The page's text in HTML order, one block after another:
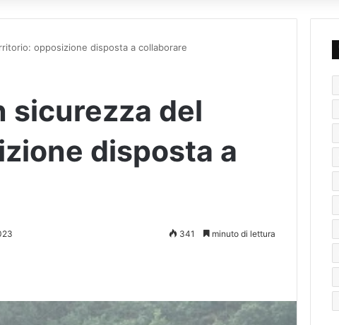
opposizione disposta a collaborare
sicurezza del
disposta a
341 minuto di lettura